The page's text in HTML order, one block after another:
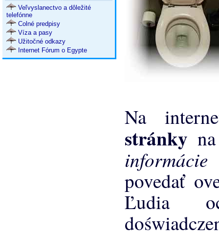
Veľvyslanectvo a dôležité
telefónne
Colné predpisy
Víza a pasy
Užitočné odkazy
Internet Fórum o Egypte
Na
stránky
povedať
Ľudia